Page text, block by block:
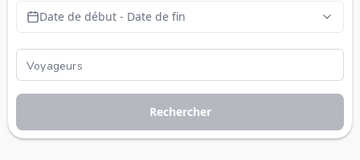
Date de début - Date de fin
Rechercher